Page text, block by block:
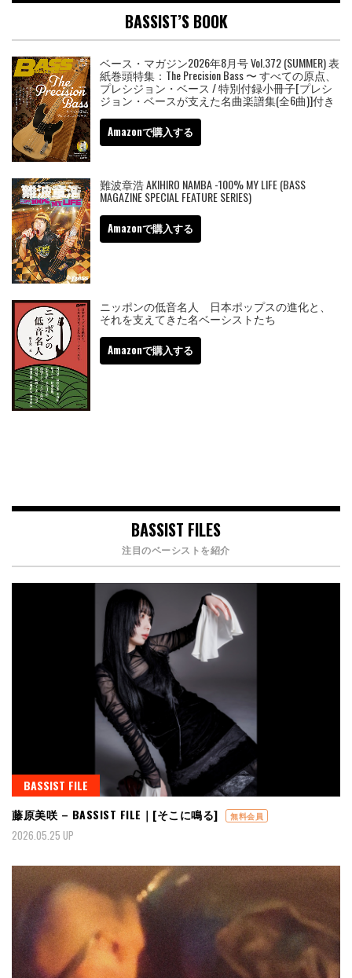
BASSIST’S BOOK
ベース・マガジン2026年8月号 Vol.372 (SUMMER) 表
紙巻頭特集：The Precision Bass 〜 すべての原点、
プレシジョン・ベース / 特別付録小冊子[プレシ
ジョン・ベースが支えた名曲楽譜集(全6曲)]付き
Amazonで購入する
難波章浩 AKIHIRO NAMBA -100% MY LIFE (BASS
MAGAZINE SPECIAL FEATURE SERIES)
Amazonで購入する
ニッポンの低音名人 日本ポップスの進化と、
それを支えてきた名ベーシストたち
Amazonで購入する
BASSIST FILES
注目のベーシストを紹介
BASSIST FILE
藤原美咲 – BASSIST FILE｜[そこに鳴る]
無料会員
2026.05.25 UP